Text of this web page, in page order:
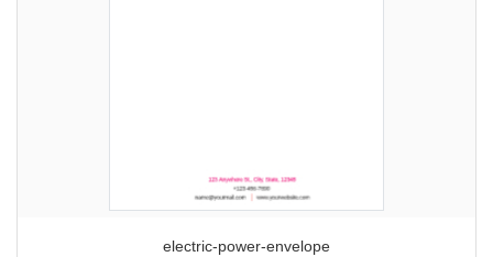
electric-power-envelope